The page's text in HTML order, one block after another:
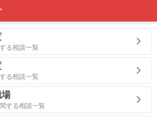
る相談一覧
る相談一覧
する相談一覧